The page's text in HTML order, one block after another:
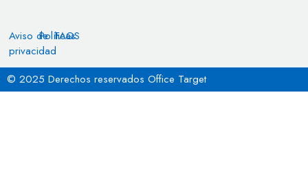
Aviso de
privacidad
Políticas
FAQS
© 2025 Derechos reservados Office Target